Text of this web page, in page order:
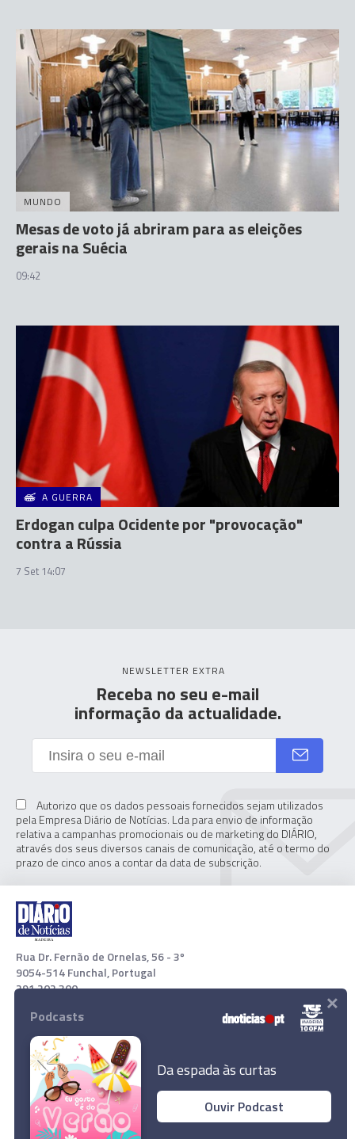
Eleições municipais e regionais arrancam na
Rússia
MUNDO
Mesas de voto já abriram para as eleições
gerais na Suécia
09:42
A GUERRA
Erdogan culpa Ocidente por "provocação"
contra a Rússia
7 Set 14:07
NEWSLETTER EXTRA
Receba no seu e-mail
informação da actualidade.
Autorizo que os dados pessoais fornecidos sejam utilizados
pela Empresa Diário de Notícias. Lda para envio de informação
relativa a campanhas promocionais ou de marketing do DIÁRIO,
através dos seus diversos canais de comunicação, até o termo do
prazo de cinco anos a contar da data de subscrição.
Rua Dr. Fernão de Ornelas, 56 - 3º
9054-514 Funchal, Portugal
291 202 300
Download App
© 2022 Empresa Diário de Notícias, Lda. Todos os direitos
Podcasts
Da espada às curtas
Ouvir Podcast
×